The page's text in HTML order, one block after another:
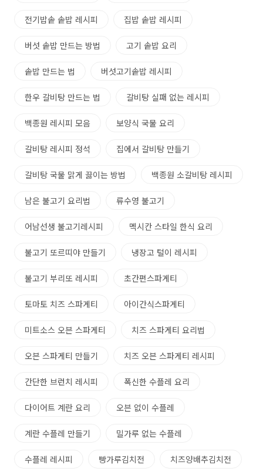
전기밥솥 솥밥 레시피 집밥 솥밥 레시피
버섯 솥밥 만드는 방법 고기 솥밥 요리
솥밥 만드는 법 버섯고기솥밥 레시피
한우 갈비탕 만드는 법 갈비탕 실패 없는 레시피
백종원 레시피 모음 보양식 국물 요리
갈비탕 레시피 정석 집에서 갈비탕 만들기
갈비탕 국물 맑게 끓이는 방법 백종원 소갈비탕 레시피
남은 불고기 요리법 류수영 불고기
어남선생 불고기레시피 멕시칸 스타일 한식 요리
불고기 또르띠야 만들기 냉장고 털이 레시피
불고기 부리또 레시피 초간편스파게티
토마토 치즈 스파게티 아이간식스파게티
미트소스 오븐 스파게티 치즈 스파게티 요리법
오븐 스파게티 만들기 치즈 오븐 스파게티 레시피
간단한 브런치 레시피 폭신한 수플레 요리
다이어트 계란 요리 오븐 없이 수플레
계란 수플레 만들기 밀가루 없는 수플레
수플레 레시피 빵가루김치전 치즈양배추김치전